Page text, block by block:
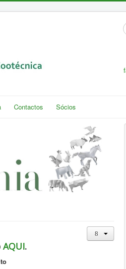
Contactos Sócios
AQUI.